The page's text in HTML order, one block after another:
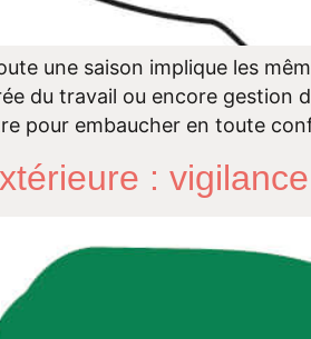
une saison implique les
du travail ou encore gestion
pour embaucher en toute
: